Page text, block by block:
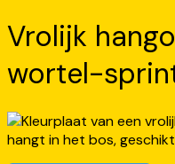
Vrolijk
wortel-